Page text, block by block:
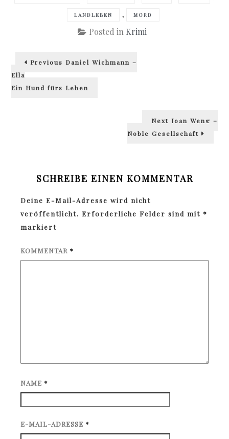
LANDLEBEN , MORD
Posted in Krimi
Beitragsnavigation
Previous Previous
Daniel Wichmann –
Ella
Ein Hund fürs Leben
Next Next
Joan Weng –
Noble Gesellschaft
SCHREIBE EINEN KOMMENTAR
Deine E-Mail-Adresse wird nicht
veröffentlicht. Erforderliche Felder sind mit *
markiert
KOMMENTAR *
NAME *
E-MAIL-ADRESSE *